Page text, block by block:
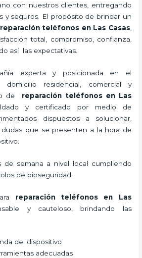
con nuestros clientes, entregando
y seguros. El propósito de brindar un
reparación teléfonos en Las Casas,
total, compromiso, confianza,
así las expectativas.
experta y posicionada en el
domicilio residencial, comercial y
de reparación teléfonos en Las
y certificado por medio de
dispuestos a solucionar,
dudas que se presenten a la hora de
de semana a nivel local cumpliendo
de bioseguridad.
reparación teléfonos
en Las
y cauteloso, brindando las
del dispositivo
adecuadas